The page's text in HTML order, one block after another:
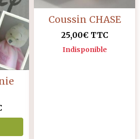
Coussin CHASE
25,00€ TTC
Indisponible